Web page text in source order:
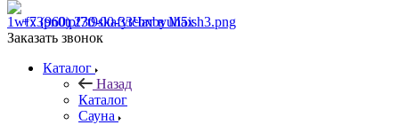
+7 (960) 230-00-33Чат в Max
Заказать звонок
Каталог
Назад
Каталог
Сауна